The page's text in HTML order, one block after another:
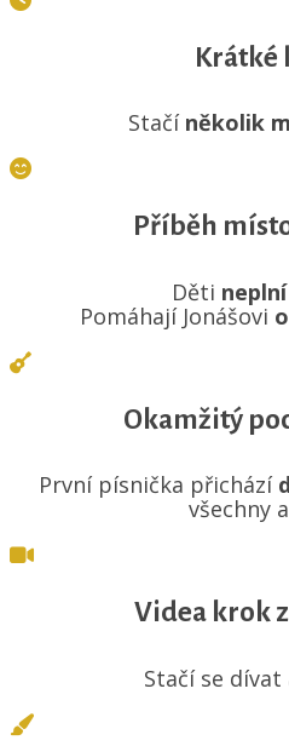
Krátké
Stačí několik
Příběh
Děti
Pomáhají Jonášovi
Okamžitý
První písnička přichází
všechny
Videa krok
Stačí se dívat